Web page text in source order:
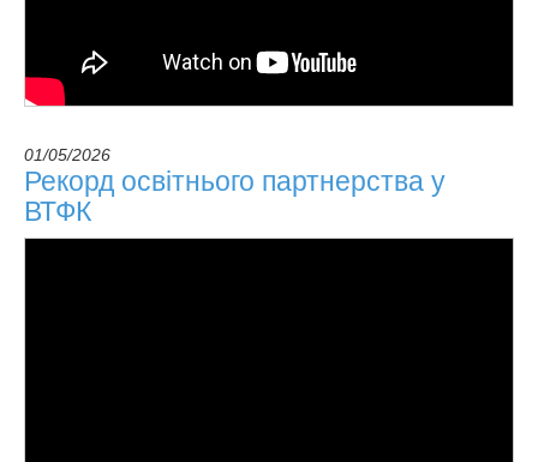
01/05/2026
Рекорд освітнього партнерства у
ВТФК